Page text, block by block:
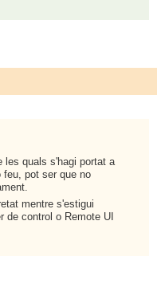
les quals s'hagi portat a
feu, pot ser que no
mentre s'estigui
de control o Remote UI